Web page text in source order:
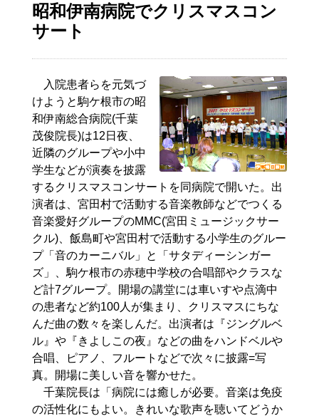
昭和伊南病院でクリスマスコン
サート
入院患者らを元気づ
けようと駒ケ根市の昭
和伊南総合病院(千葉
茂俊院長)は12日夜、
近隣のグループや小中
学生などが演奏を披露
するクリスマスコンサートを同病院で開いた。出
演者は、宮田村で活動する音楽教師などでつくる
音楽愛好グループのMMC(宮田ミュージックサー
クル)、飯島町や宮田村で活動する小学生のグルー
プ「音のカーニバル」と「サタディーシンガー
ズ」、駒ケ根市の赤穂中学校の合唱部やクラスな
ど計7グループ。開場の講堂には車いすや点滴中
の患者など約100人が集まり、クリスマスにちな
んだ曲の数々を楽しんだ。出演者は『ジングルベ
ル』や『きよしこの夜』などの曲をハンドベルや
合唱、ピアノ、フルートなどで次々に披露=写
真。開場に美しい音を響かせた。
千葉院長は「病院には癒しが必要。音楽は免疫
の活性化にもよい。きれいな歌声を聴いてどうか